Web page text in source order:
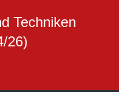
Techniken
26)